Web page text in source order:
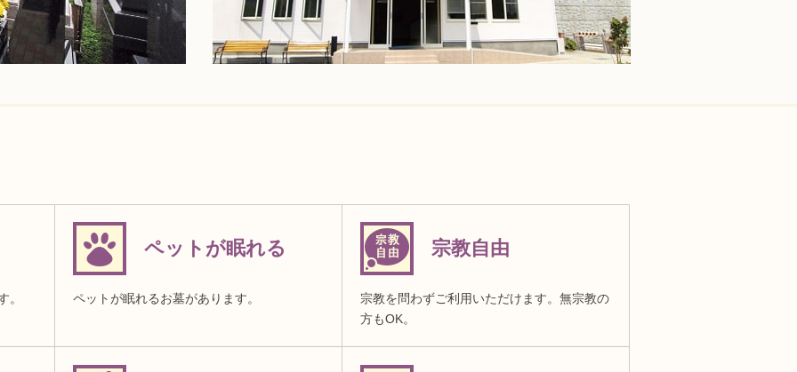
。
ペットが眠れる
ペットが眠れるお墓があります。
宗教自由
宗教を問わずご利用いただけます。無宗教の
方もOK。